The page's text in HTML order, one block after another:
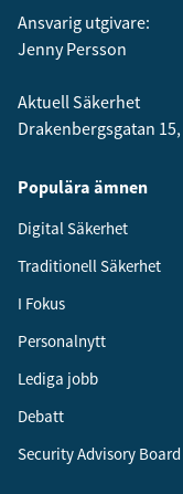
Ansvarig utgivare:
Jenny Persson
Aktuell Säkerhet
Drakenbergsgatan
Populära ämnen
Digital Säkerhet
Traditionell Säkerhet
I Fokus
Personalnytt
Lediga jobb
Debatt
Security Advisory Board